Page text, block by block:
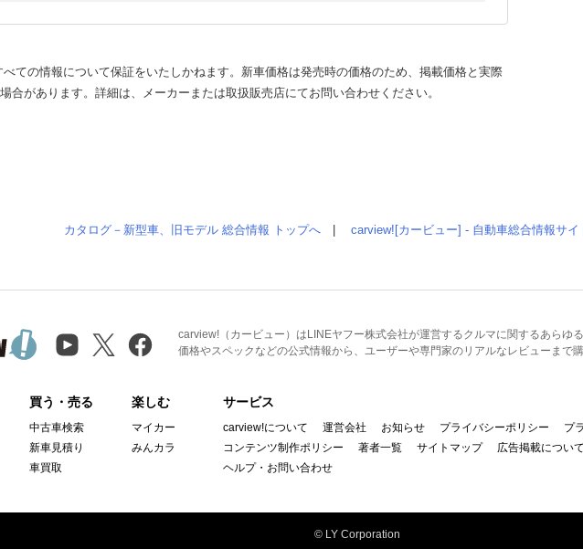
ての情報について保証をいたしかねます。新車価格は発売時の価格のため、掲載価格と実際
合があります。詳細は、メーカーまたは取扱販売店にてお問い合わせください。
カタログ－新型車、旧モデル 総合情報 トップへ carview![カービュー] - 自動車総合情報サ
carview!（カービュー）はLINEヤフー株式会社が運営するクルマに関するあらゆ
価格やスペックなどの公式情報から、ユーザーや専門家のリアルなレビューまで
買う・売る
中古車検索
新車見積り
車買取
楽しむ
マイカー
みんカラ
サービス
carview!について 運営会社 お知らせ プライバシーポリシー プ
コンテンツ制作ポリシー
著者一覧 サイトマップ 広告掲載について
ヘルプ・お問い合わせ
© LY Corporation